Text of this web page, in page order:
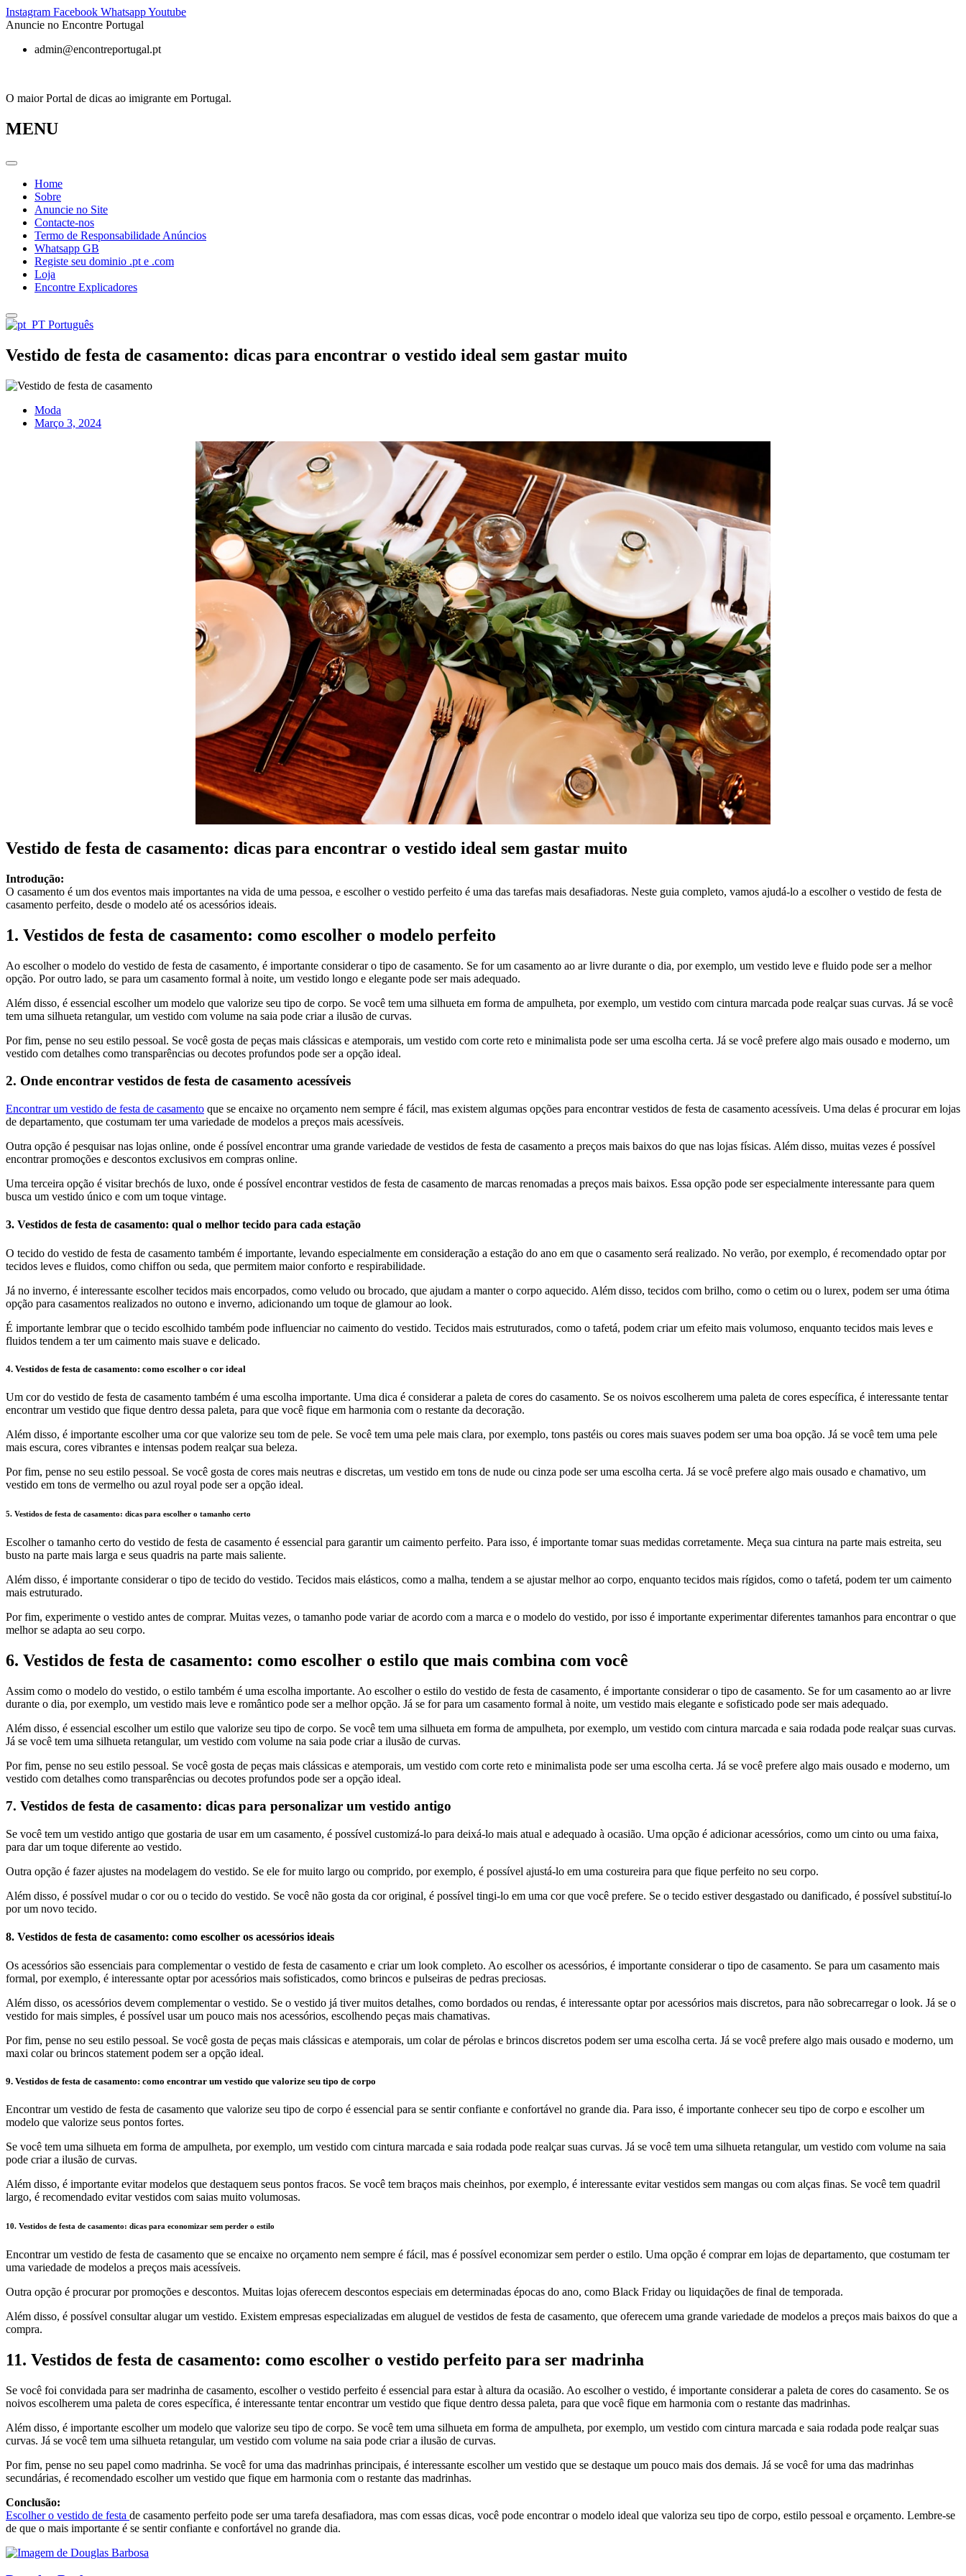
Pular
para
conteúdo
Instagram Facebook WhatsappYoutube
Anuncie no Encontre Portugal
admin@encontreportugal.pt
O maior Portal de dicas ao imigrante em Portugal.
MENU
Home
Sobre
Anuncie no Site
Contacte-nos
Termo de Responsabilidade Anúncios
Whatsapp GB
Registe seu dominio .pt e .com
Loja
Encontre Explicadores
Português
Vestido de festa de casamento: dicas para encontrar o vestido ideal sem gastar muito
Moda
Março 3, 2024
Vestido de festa de casamento: dicas para encontrar o vestido ideal sem gastar muito
Introdução:
O casamento é um dos eventos mais importantes na vida de uma pessoa, e escolher o vestido perfeito é uma das tarefas mais desafiadoras. Neste guia completo, vamos ajudá-lo a escolher o vestido de festa de
casamento perfeito, desde o modelo até os acessórios ideais.
1. Vestidos de festa de casamento: como escolher o modelo perfeito
Ao escolher o modelo do vestido de festa de casamento, é importante considerar o tipo de casamento. Se for um casamento ao ar livre durante o dia, por exemplo, um vestido leve e fluido pode ser a melhor
opção. Por outro lado, se para um casamento formal à noite, um vestido longo e elegante pode ser mais adequado.
Além disso, é essencial escolher um modelo que valorize seu tipo de corpo. Se você tem uma silhueta em forma de ampulheta, por exemplo, um vestido com cintura marcada pode realçar suas curvas. Já se você
tem uma silhueta retangular, um vestido com volume na saia pode criar a ilusão de curvas.
Por fim, pense no seu estilo pessoal. Se você gosta de peças mais clássicas e atemporais, um vestido com corte reto e minimalista pode ser uma escolha certa. Já se você prefere algo mais ousado e moderno, um
vestido com detalhes como transparências ou decotes profundos pode ser a opção ideal.
2. Onde encontrar vestidos de festa de casamento acessíveis
Encontrar um vestido de festa de casamento que se encaixe no orçamento nem sempre é fácil, mas existem algumas opções para encontrar vestidos de festa de casamento acessíveis. Uma delas é procurar em lojas
de departamento, que costumam ter uma variedade de modelos a preços mais acessíveis.
Outra opção é pesquisar nas lojas online, onde é possível encontrar uma grande variedade de vestidos de festa de casamento a preços mais baixos do que nas lojas físicas. Além disso, muitas vezes é possível
encontrar promoções e descontos exclusivos em compras online.
Uma terceira opção é visitar brechós de luxo, onde é possível encontrar vestidos de festa de casamento de marcas renomadas a preços mais baixos. Essa opção pode ser especialmente interessante para quem
busca um vestido único e com um toque vintage.
3. Vestidos de festa de casamento: qual o melhor tecido para cada estação
O tecido do vestido de festa de casamento também é importante, levando especialmente em consideração a estação do ano em que o casamento será realizado. No verão, por exemplo, é recomendado optar por
tecidos leves e fluidos, como chiffon ou seda, que permitem maior conforto e respirabilidade.
Já no inverno, é interessante escolher tecidos mais encorpados, como veludo ou brocado, que ajudam a manter o corpo aquecido. Além disso, tecidos com brilho, como o cetim ou o lurex, podem ser uma ótima
opção para casamentos realizados no outono e inverno, adicionando um toque de glamour ao look.
É importante lembrar que o tecido escolhido também pode influenciar no caimento do vestido. Tecidos mais estruturados, como o tafetá, podem criar um efeito mais volumoso, enquanto tecidos mais leves e
fluidos tendem a ter um caimento mais suave e delicado.
4. Vestidos de festa de casamento: como escolher o cor ideal
Um cor do vestido de festa de casamento também é uma escolha importante. Uma dica é considerar a paleta de cores do casamento. Se os noivos escolherem uma paleta de cores específica, é interessante tentar
encontrar um vestido que fique dentro dessa paleta, para que você fique em harmonia com o restante da decoração.
Além disso, é importante escolher uma cor que valorize seu tom de pele. Se você tem uma pele mais clara, por exemplo, tons pastéis ou cores mais suaves podem ser uma boa opção. Já se você tem uma pele
mais escura, cores vibrantes e intensas podem realçar sua beleza.
Por fim, pense no seu estilo pessoal. Se você gosta de cores mais neutras e discretas, um vestido em tons de nude ou cinza pode ser uma escolha certa. Já se você prefere algo mais ousado e chamativo, um
vestido em tons de vermelho ou azul royal pode ser a opção ideal.
5. Vestidos de festa de casamento: dicas para escolher o tamanho certo
Escolher o tamanho certo do vestido de festa de casamento é essencial para garantir um caimento perfeito. Para isso, é importante tomar suas medidas corretamente. Meça sua cintura na parte mais estreita, seu
busto na parte mais larga e seus quadris na parte mais saliente.
Além disso, é importante considerar o tipo de tecido do vestido. Tecidos mais elásticos, como a malha, tendem a se ajustar melhor ao corpo, enquanto tecidos mais rígidos, como o tafetá, podem ter um caimento
mais estruturado.
Por fim, experimente o vestido antes de comprar. Muitas vezes, o tamanho pode variar de acordo com a marca e o modelo do vestido, por isso é importante experimentar diferentes tamanhos para encontrar o que
melhor se adapta ao seu corpo.
6. Vestidos de festa de casamento: como escolher o estilo que mais combina com você
Assim como o modelo do vestido, o estilo também é uma escolha importante. Ao escolher o estilo do vestido de festa de casamento, é importante considerar o tipo de casamento. Se for um casamento ao ar livre
durante o dia, por exemplo, um vestido mais leve e romântico pode ser a melhor opção. Já se for para um casamento formal à noite, um vestido mais elegante e sofisticado pode ser mais adequado.
Além disso, é essencial escolher um estilo que valorize seu tipo de corpo. Se você tem uma silhueta em forma de ampulheta, por exemplo, um vestido com cintura marcada e saia rodada pode realçar suas curvas.
Já se você tem uma silhueta retangular, um vestido com volume na saia pode criar a ilusão de curvas.
Por fim, pense no seu estilo pessoal. Se você gosta de peças mais clássicas e atemporais, um vestido com corte reto e minimalista pode ser uma escolha certa. Já se você prefere algo mais ousado e moderno, um
vestido com detalhes como transparências ou decotes profundos pode ser a opção ideal.
7. Vestidos de festa de casamento: dicas para personalizar um vestido antigo
Se você tem um vestido antigo que gostaria de usar em um casamento, é possível customizá-lo para deixá-lo mais atual e adequado à ocasião. Uma opção é adicionar acessórios, como um cinto ou uma faixa,
para dar um toque diferente ao vestido.
Outra opção é fazer ajustes na modelagem do vestido. Se ele for muito largo ou comprido, por exemplo, é possível ajustá-lo em uma costureira para que fique perfeito no seu corpo.
Além disso, é possível mudar o cor ou o tecido do vestido. Se você não gosta da cor original, é possível tingi-lo em uma cor que você prefere. Se o tecido estiver desgastado ou danificado, é possível substituí-lo
por um novo tecido.
8. Vestidos de festa de casamento: como escolher os acessórios ideais
Os acessórios são essenciais para complementar o vestido de festa de casamento e criar um look completo. Ao escolher os acessórios, é importante considerar o tipo de casamento. Se para um casamento mais
formal, por exemplo, é interessante optar por acessórios mais sofisticados, como brincos e pulseiras de pedras preciosas.
Além disso, os acessórios devem complementar o vestido. Se o vestido já tiver muitos detalhes, como bordados ou rendas, é interessante optar por acessórios mais discretos, para não sobrecarregar o look. Já se o
vestido for mais simples, é possível usar um pouco mais nos acessórios, escolhendo peças mais chamativas.
Por fim, pense no seu estilo pessoal. Se você gosta de peças mais clássicas e atemporais, um colar de pérolas e brincos discretos podem ser uma escolha certa. Já se você prefere algo mais ousado e moderno, um
maxi colar ou brincos statement podem ser a opção ideal.
9. Vestidos de festa de casamento: como encontrar um vestido que valorize seu tipo de corpo
Encontrar um vestido de festa de casamento que valorize seu tipo de corpo é essencial para se sentir confiante e confortável no grande dia. Para isso, é importante conhecer seu tipo de corpo e escolher um
modelo que valorize seus pontos fortes.
Se você tem uma silhueta em forma de ampulheta, por exemplo, um vestido com cintura marcada e saia rodada pode realçar suas curvas. Já se você tem uma silhueta retangular, um vestido com volume na saia
pode criar a ilusão de curvas.
Além disso, é importante evitar modelos que destaquem seus pontos fracos. Se você tem braços mais cheinhos, por exemplo, é interessante evitar vestidos sem mangas ou com alças finas. Se você tem quadril
largo, é recomendado evitar vestidos com saias muito volumosas.
10. Vestidos de festa de casamento: dicas para economizar sem perder o estilo
Encontrar um vestido de festa de casamento que se encaixe no orçamento nem sempre é fácil, mas é possível economizar sem perder o estilo. Uma opção é comprar em lojas de departamento, que costumam ter
uma variedade de modelos a preços mais acessíveis.
Outra opção é procurar por promoções e descontos. Muitas lojas oferecem descontos especiais em determinadas épocas do ano, como Black Friday ou liquidações de final de temporada.
Além disso, é possível consultar alugar um vestido. Existem empresas especializadas em aluguel de vestidos de festa de casamento, que oferecem uma grande variedade de modelos a preços mais baixos do que a
compra.
11. Vestidos de festa de casamento: como escolher o vestido perfeito para ser madrinha
Se você foi convidada para ser madrinha de casamento, escolher o vestido perfeito é essencial para estar à altura da ocasião. Ao escolher o vestido, é importante considerar a paleta de cores do casamento. Se os
noivos escolherem uma paleta de cores específica, é interessante tentar encontrar um vestido que fique dentro dessa paleta, para que você fique em harmonia com o restante das madrinhas.
Além disso, é importante escolher um modelo que valorize seu tipo de corpo. Se você tem uma silhueta em forma de ampulheta, por exemplo, um vestido com cintura marcada e saia rodada pode realçar suas
curvas. Já se você tem uma silhueta retangular, um vestido com volume na saia pode criar a ilusão de curvas.
Por fim, pense no seu papel como madrinha. Se você for uma das madrinhas principais, é interessante escolher um vestido que se destaque um pouco mais dos demais. Já se você for uma das madrinhas
secundárias, é recomendado escolher um vestido que fique em harmonia com o restante das madrinhas.
Conclusão:
Escolher o vestido de festa de casamento perfeito pode ser uma tarefa desafiadora, mas com essas dicas, você pode encontrar o modelo ideal que valoriza seu tipo de corpo, estilo pessoal e orçamento. Lembre-se
de que o mais importante é se sentir confiante e confortável no grande dia.